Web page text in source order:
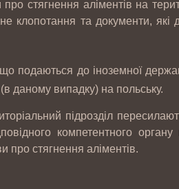
стягнення аліментів на
клопотання та документи, які
подаються до іноземної
даному випадку) на польську.
підрозділ
компетентного
про стягнення аліментів.
ТОВ